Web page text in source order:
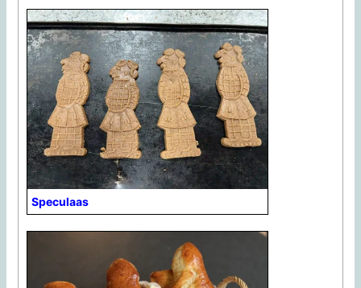
Speculaas